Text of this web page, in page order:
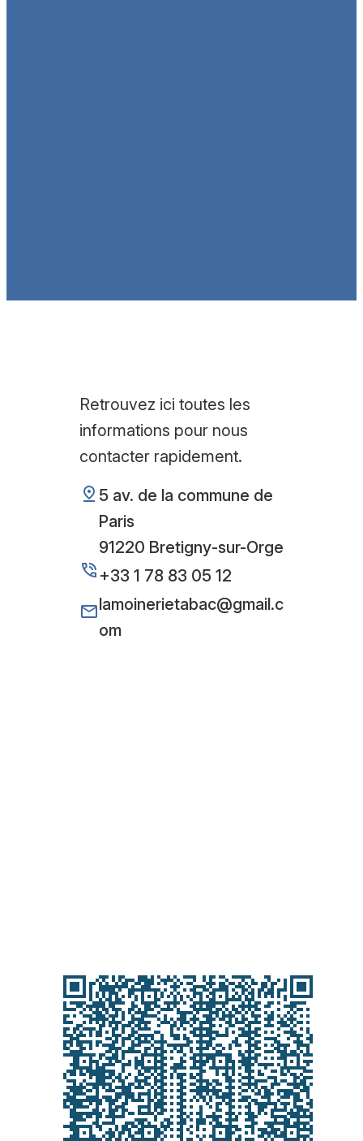
Retrouvez ici toutes les
informations pour nous
contacter rapidement.
5 av. de la commune de
Paris
91220 Bretigny-sur-Orge
+33 1 78 83 05 12
lamoinerietabac@gmail.c
om